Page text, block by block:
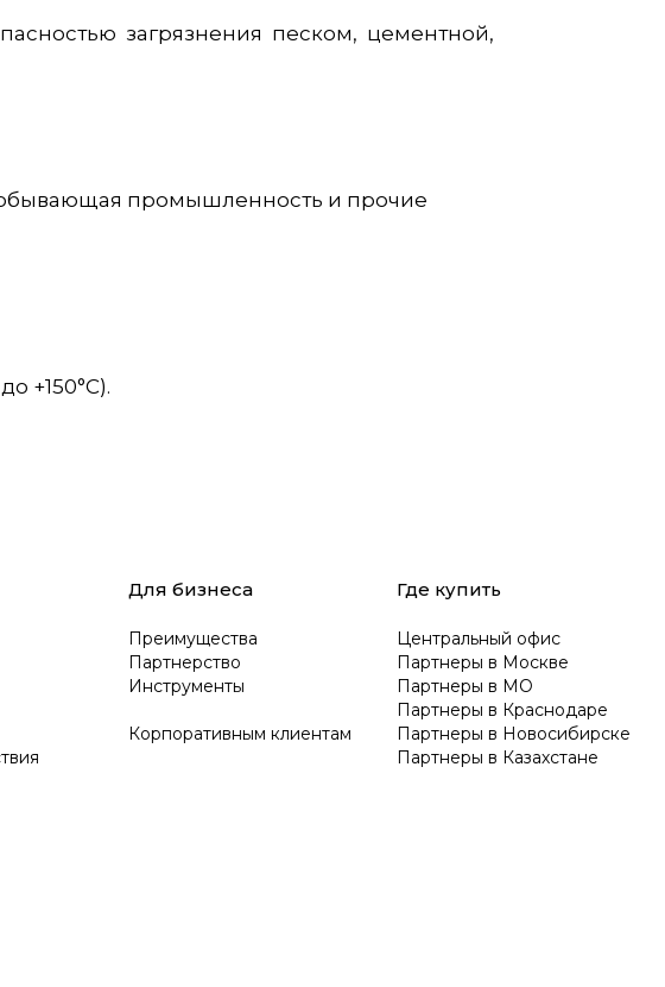
загрязнения песком, цементной,
промышленность и прочие
+150°С).
Для бизнеса
Преимущества
Партнерство
Инструменты
Корпоративным клиентам
Где купить
Центральный офис
Партнеры в Москве
Партнеры в МО
Партнеры в Краснодаре
Партнеры в Новосибирске
Партнеры в Казахстане